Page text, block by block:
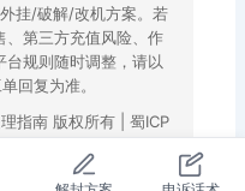
挂/破解/改机方案。若
、第三方充值风险、作
规则随时调整，请以
回复为准。
指南 版权所有 | 蜀ICP